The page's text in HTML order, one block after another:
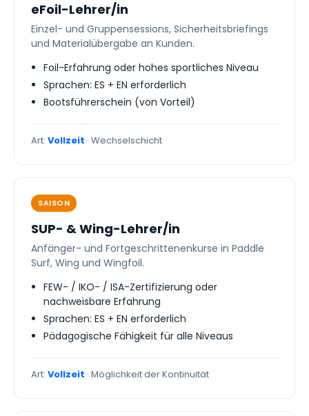
eFoil-Lehrer/in
Einzel- und Gruppensessions, Sicherheitsbriefings
und Materialübergabe an Kunden.
Foil-Erfahrung oder hohes sportliches Niveau
Sprachen: ES + EN erforderlich
Bootsführerschein (von Vorteil)
Art: Vollzeit · Wechselschicht
SAISON
SUP- & Wing-Lehrer/in
Anfänger- und Fortgeschrittenenkurse in Paddle
Surf, Wing und Wingfoil.
FEW- / IKO- / ISA-Zertifizierung oder
nachweisbare Erfahrung
Sprachen: ES + EN erforderlich
Pädagogische Fähigkeit für alle Niveaus
Art: Vollzeit · Möglichkeit der Kontinuität